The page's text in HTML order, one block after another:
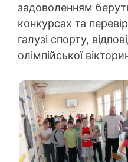
задоволенням
конкурсах та
галузі спорту,
олімпійської